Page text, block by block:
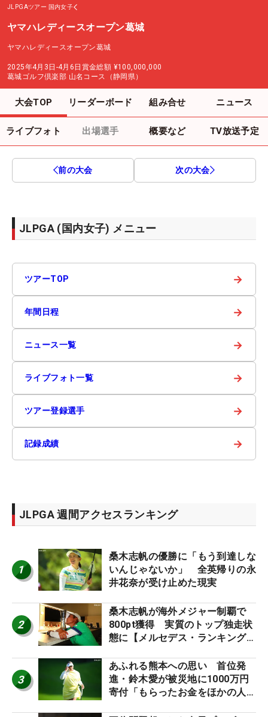
JLPGAツアー 国内女子
ヤマハレディースオープン葛城
ヤマハレディースオープン葛城
2025年4月3日-4月6日 賞金総額 ¥100,000,000
葛城ゴルフ倶楽部 山名コース（静岡県）
大会TOP リーダーボード 組み合せ ニュース
ライブフォト 出場選手 概要など TV放送予定
前の大会 次の大会
JLPGA (国内女子) メニュー
ツアーTOP →
年間日程 →
ニュース一覧 →
ライブフォト一覧 →
ツアー登録選手 →
記録成績 →
JLPGA 週間アクセスランキング
1
桑木志帆の優勝に「もう到達しな
いんじゃないか」 全英帰りの永
井花奈が受け止めた現実
2
桑木志帆が海外メジャー制覇で
800pt獲得 実質のトップ独走状
態に【メルセデス・ランキング番
3
あふれる熊本への思い 首位発
進・鈴木愛が被災地に1000万円
寄付「もらったお金をほかの人